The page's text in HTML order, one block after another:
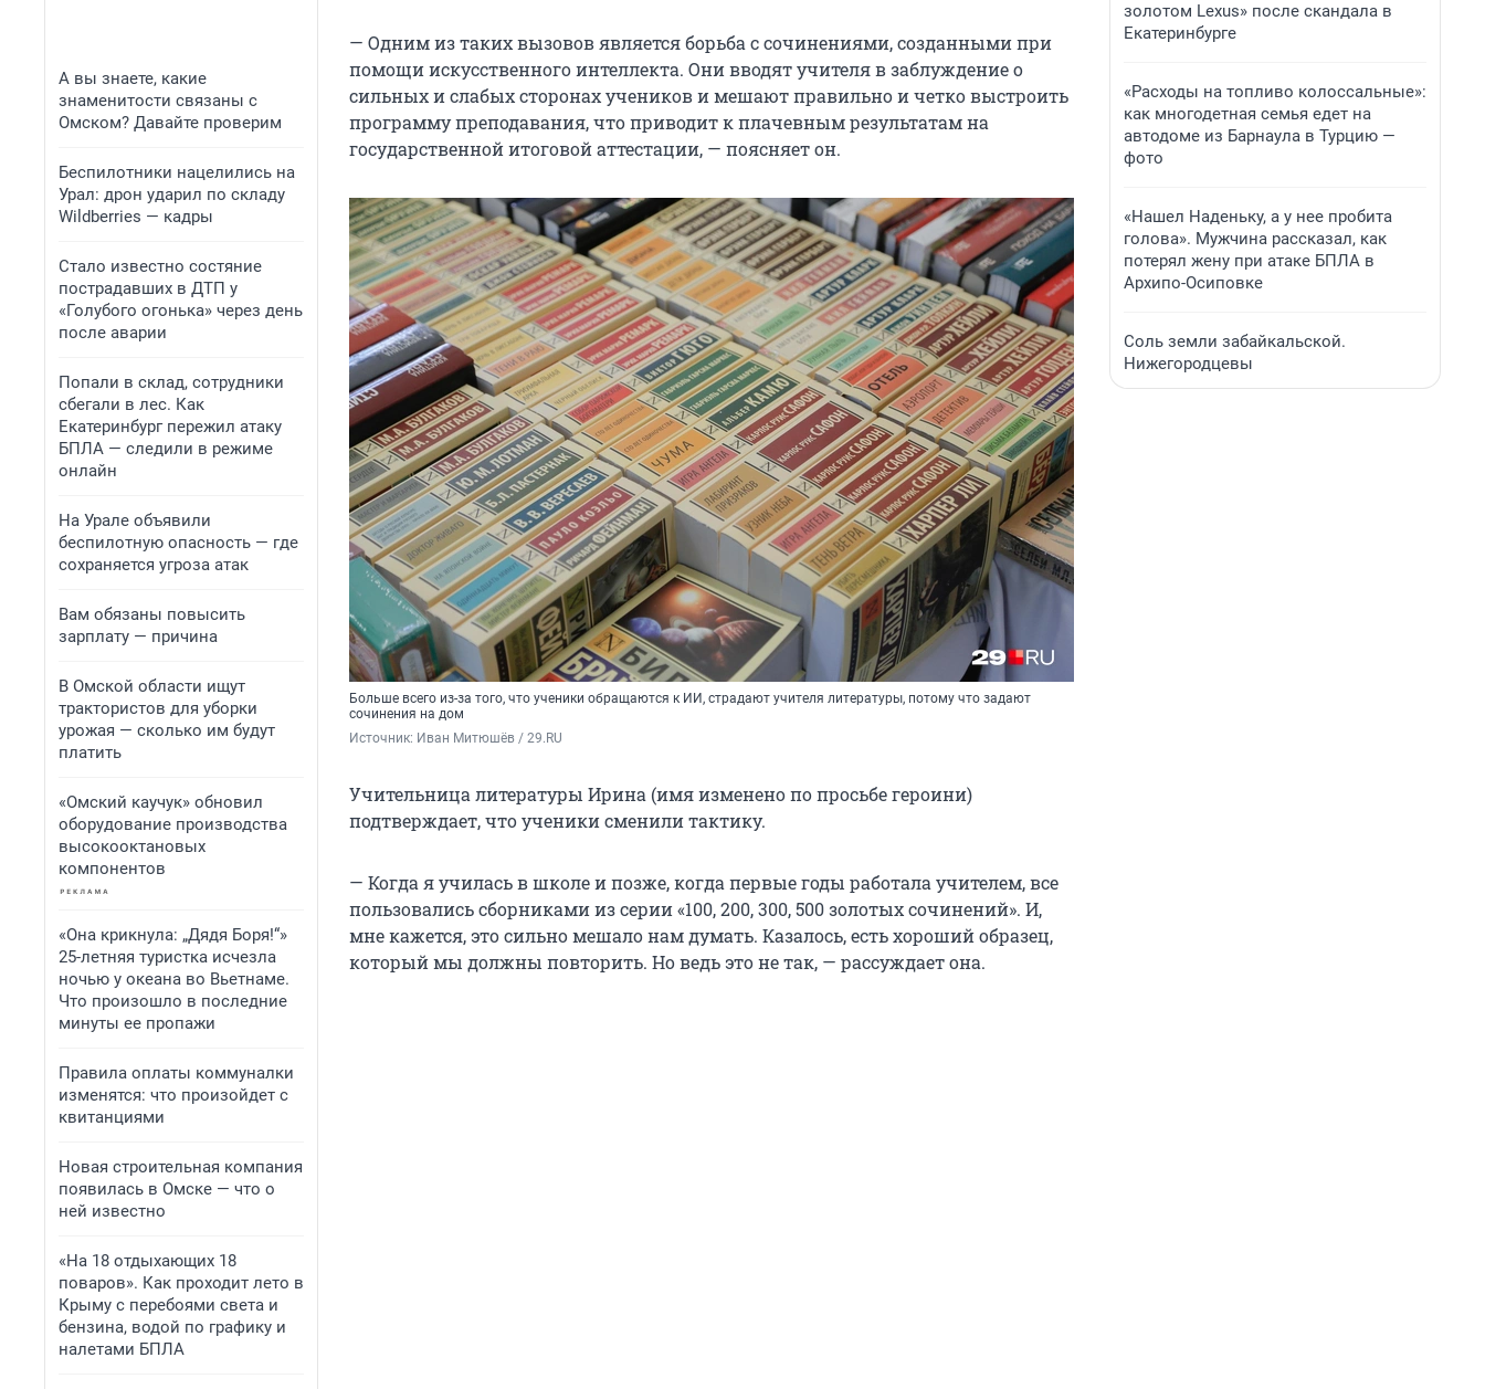
А вы знаете, какие
знаменитости связаны с
Омском? Давайте проверим
Беспилотники нацелились на
Урал: дрон ударил по складу
Wildberries — кадры
Стало известно состяние
пострадавших в ДТП у
«Голубого огонька» через день
после аварии
Попали в склад, сотрудники
сбегали в лес. Как
Екатеринбург пережил атаку
БПЛА — следили в режиме
онлайн
На Урале объявили
беспилотную опасность — где
сохраняется угроза атак
Вам обязаны повысить
зарплату — причина
В Омской области ищут
трактористов для уборки
урожая — сколько им будут
платить
«Омский каучук» обновил
оборудование производства
высокооктановых
компонентов
«Она крикнула: „Дядя Боря!“»
25-летняя туристка исчезла
ночью у океана во Вьетнаме.
Что произошло в последние
минуты ее пропажи
Правила оплаты коммуналки
изменятся: что произойдет с
квитанциями
Новая строительная компания
появилась в Омске — что о
ней известно
«На 18 отдыхающих 18
поваров». Как проходит лето в
Крыму с перебоями света и
бензина, водой по графику и
налетами БПЛА
— Одним из таких вызовов является борьба с сочинениями, созданными при
помощи искусственного интеллекта. Они вводят учителя в заблуждение о
сильных и слабых сторонах учеников и мешают правильно и четко выстроить
программу преподавания, что приводит к плачевным результатам на
государственной итоговой аттестации, — поясняет он.
Больше всего из-за того, что ученики обращаются к ИИ, страдают учителя литературы, потому что задают
сочинения на дом
Источник: Иван Митюшёв / 29.RU
Учительница литературы Ирина (имя изменено по просьбе героини)
подтверждает, что ученики сменили тактику.
— Когда я училась в школе и позже, когда первые годы работала учителем, все
пользовались сборниками из серии «100, 200, 300, 500 золотых сочинений». И,
мне кажется, это сильно мешало нам думать. Казалось, есть хороший образец,
который мы должны повторить. Но ведь это не так, — рассуждает она.
золотом Lexus» после скандала в
Екатеринбурге
«Расходы на топливо колоссальные»:
как многодетная семья едет на
автодоме из Барнаула в Турцию —
фото
«Нашел Наденьку, а у нее пробита
голова». Мужчина рассказал, как
потерял жену при атаке БПЛА в
Архипо-Осиповке
Соль земли забайкальской.
Нижегородцевы